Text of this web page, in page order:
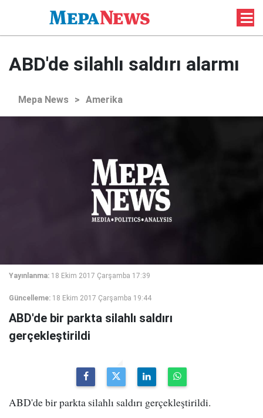
ABD'de silahlı saldırı alarmı
Mepa News > Amerika
Yayınlanma: 18 Ekim 2017 Çarşamba 17:39
Güncelleme: 18 Ekim 2017 Çarşamba 19:44
ABD'de bir parkta silahlı saldırı
gerçekleştirildi
ABD'de bir parkta silahlı saldırı gerçekleştirildi.